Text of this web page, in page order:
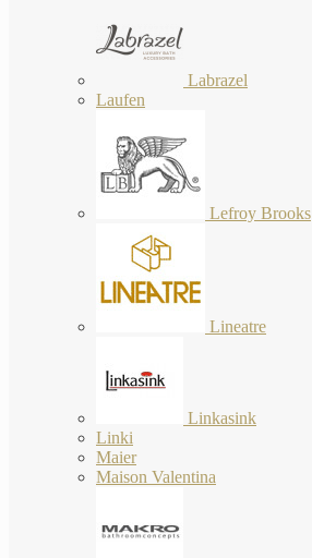
Labrazel
Laufen
Lefroy Brooks
Lineatre
Linkasink
Linki
Maier
Maison Valentina